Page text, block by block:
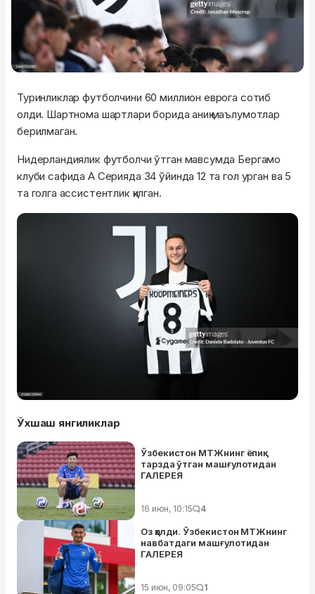
Туринликлар футболчини 60 миллион еврога сотиб
олди. Шартнома шартлари борида аниқ маълумотлар
берилмаган.
Нидерландиялик футболчи ўтган мавсумда Бергамо
клуби сафида А Серияда 34 ўйинда 12 та гол урган ва 5
та голга ассистентлик қилган.
Ўхшаш янгиликлар
Ўзбекистон МТЖнинг ёпиқ
тарзда ўтган машғулотидан
ГАЛEРEЯ
16 июн, 10:15 4
Оз қолди. Ўзбекистон МТЖнинг
навбатдаги машғулотидан
ГАЛЕРЕЯ
15 июн, 09:05 1